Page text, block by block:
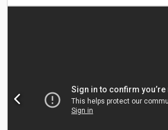
configuration d'essieux:4x2,
Poids à vide : 7 472 kg Charge utile : 11 528
Autres options et équipements = -
basculante Cedoxp Ncwepfx Alteha - Prise